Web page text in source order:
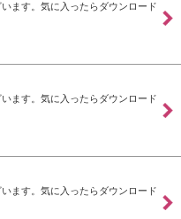
ます。気に入ったらダウンロード
ます。気に入ったらダウンロード
ます。気に入ったらダウンロード